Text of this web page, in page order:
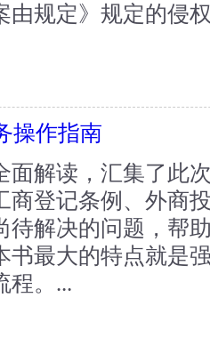
由规定》规定的侵
操作指南
面解读，汇集了此
商登记条例、外商
待解决的问题，帮
书最大的特点就是
程。...